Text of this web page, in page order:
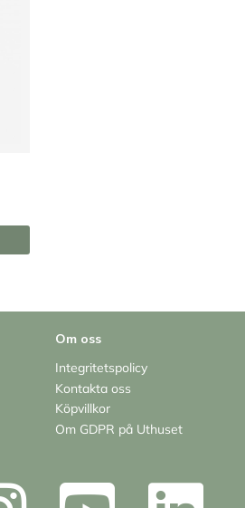
Om oss
Integritetspolicy
Kontakta oss
Köpvillkor
Om GDPR på Uthuset